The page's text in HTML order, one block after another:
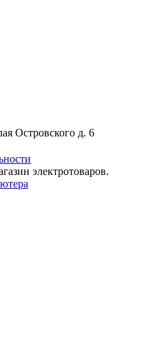
Островского д. 6
электротоваров.